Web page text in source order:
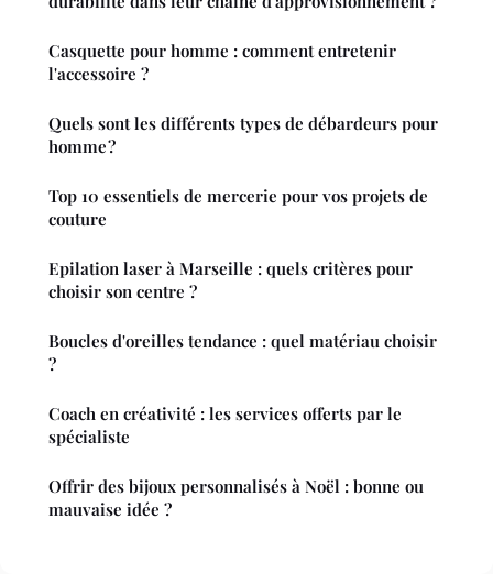
Casquette pour homme : comment entretenir
l'accessoire ?
Quels sont les différents types de débardeurs pour
homme ?
Top 10 essentiels de mercerie pour vos projets de
couture
Epilation laser à Marseille : quels critères pour
choisir son centre ?
Boucles d'oreilles tendance : quel matériau choisir
?
Coach en créativité : les services offerts par le
spécialiste
Offrir des bijoux personnalisés à Noël : bonne ou
mauvaise idée ?